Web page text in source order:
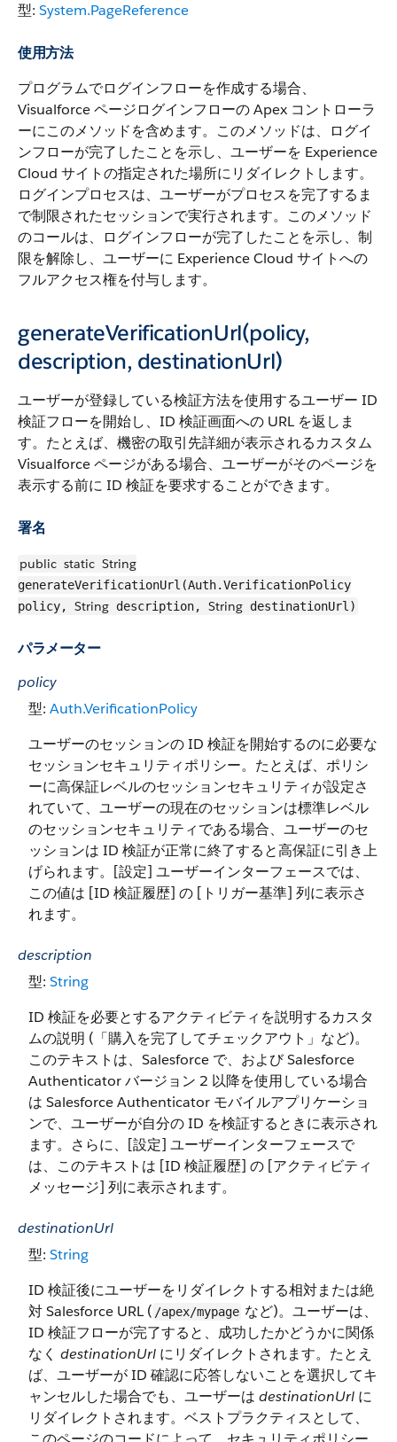
型: System.PageReference
使用方法
プログラムでログインフローを作成する場合、
Visualforce ページログインフローの Apex コントローラ
ーにこのメソッドを含めます。このメソッドは、ログイ
ンフローが完了したことを示し、ユーザーを Experience
Cloud サイトの指定された場所にリダイレクトします。
ログインプロセスは、ユーザーがプロセスを完了するま
で制限されたセッションで実行されます。このメソッド
のコールは、ログインフローが完了したことを示し、制
限を解除し、ユーザーに Experience Cloud サイトへの
フルアクセス権を付与します。
generateVerificationUrl(policy,
description, destinationUrl)
ユーザーが登録している検証方法を使用するユーザー ID
検証フローを開始し、ID 検証画面への URL を返しま
す。たとえば、機密の取引先詳細が表示されるカスタム
Visualforce ページがある場合、ユーザーがそのページを
表示する前に ID 検証を要求することができます。
署名
public static String
generateVerificationUrl(Auth.VerificationPolicy
policy, String description, String destinationUrl)
パラメーター
policy
型: Auth.VerificationPolicy
ユーザーのセッションの ID 検証を開始するのに必要な
セッションセキュリティポリシー。たとえば、ポリシ
ーに高保証レベルのセッションセキュリティが設定さ
れていて、ユーザーの現在のセッションは標準レベル
のセッションセキュリティである場合、ユーザーのセ
ッションは ID 検証が正常に終了すると高保証に引き上
げられます。[設定] ユーザーインターフェースでは、
この値は [ID 検証履歴] の [トリガー基準] 列に表示さ
れます。
description
型: String
ID 検証を必要とするアクティビティを説明するカスタ
ムの説明 (「購入を完了してチェックアウト」など)。
このテキストは、Salesforce で、および Salesforce
Authenticator バージョン 2 以降を使用している場合
は Salesforce Authenticator モバイルアプリケーショ
ンで、ユーザーが自分の ID を検証するときに表示され
ます。さらに、[設定] ユーザーインターフェースで
は、このテキストは [ID 検証履歴] の [アクティビティ
メッセージ] 列に表示されます。
destinationUrl
型: String
ID 検証後にユーザーをリダイレクトする相対または絶
対 Salesforce URL ( /apex/mypage など)。ユーザーは、
ID 検証フローが完了すると、成功したかどうかに関係
なく destinationUrl にリダイレクトされます。たとえ
ば、ユーザーが ID 確認に応答しないことを選択してキ
ャンセルした場合でも、ユーザーは destinationUrl に
リダイレクトされます。ベストプラクティスとして、